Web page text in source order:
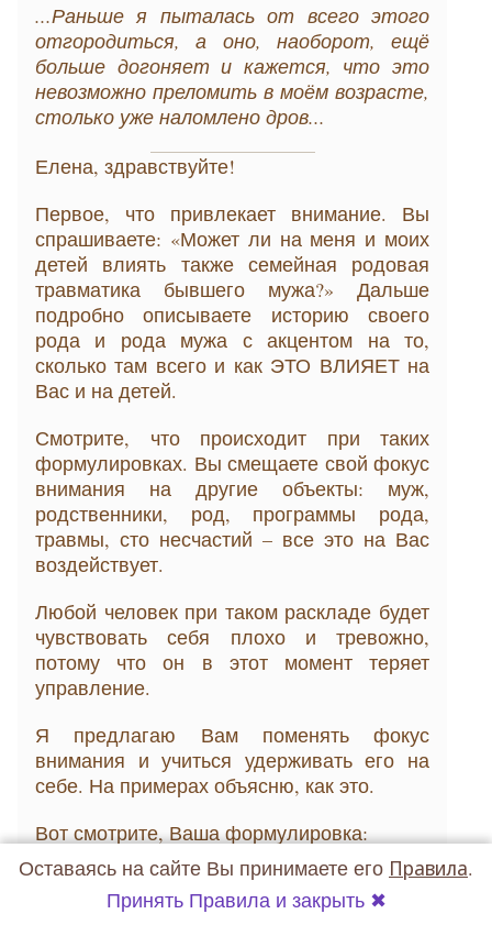
...Раньше я пыталась от всего этого
отгородиться, а оно, наоборот, ещё
больше догоняет и кажется, что это
невозможно преломить в моём возрасте,
столько уже наломлено дров...
Елена, здравствуйте!
Первое, что привлекает внимание. Вы
спрашиваете: «Может ли на меня и моих
детей влиять также семейная родовая
травматика бывшего мужа?» Дальше
подробно описываете историю своего
рода и рода мужа с акцентом на то,
сколько там всего и как ЭТО ВЛИЯЕТ на
Вас и на детей.
Смотрите, что происходит при таких
формулировках. Вы смещаете свой фокус
внимания на другие объекты: муж,
родственники, род, программы рода,
травмы, сто несчастий – все это на Вас
воздействует.
Любой человек при таком раскладе будет
чувствовать себя плохо и тревожно,
потому что он в этот момент теряет
управление.
Я предлагаю Вам поменять фокус
внимания и учиться удерживать его на
себе. На примерах объясню, как это.
Вот смотрите, Ваша формулировка:
- Может ли на меня и моих детей влиять
также семейная родовая травматика